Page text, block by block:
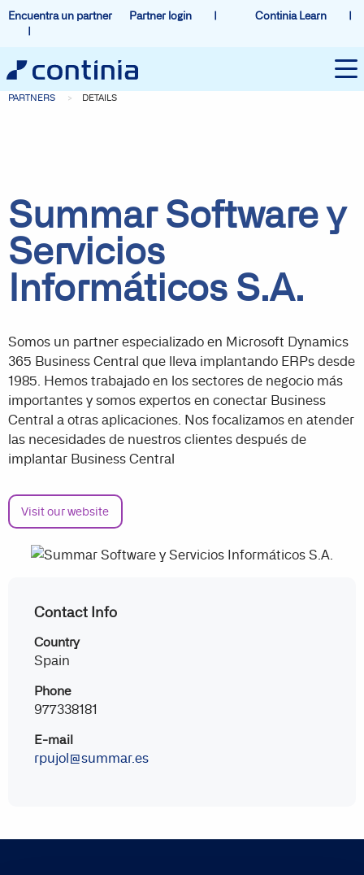
Encuentra un partner Partner login Continia Learn
PARTNERS DETAILS
Summar Software y
Servicios
Informáticos S.A.
Somos un partner especializado en Microsoft Dynamics
365 Business Central que lleva implantando ERPs desde
1985. Hemos trabajado en los sectores de negocio más
importantes y somos expertos en conectar Business
Central a otras aplicaciones. Nos focalizamos en atender
las necesidades de nuestros clientes después de
implantar Business Central
Visit our website
Contact Info
Country
Spain
Phone
977338181
E-mail
rpujol@summar.es